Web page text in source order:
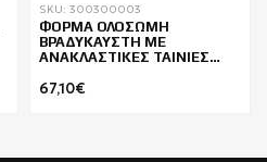
SKU: 300300003
ΦΟΡΜΑ ΟΛΟΣΩΜΗ
ΒΡΑΔΥΚΑΥΣΤΗ ΜΕ
ΑΝΑΚΛΑΣΤΙΚΕΣ ΤΑΙΝΙΕΣ
67,10€